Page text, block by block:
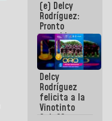
los
Centroamericanos
(e) Delcy
Rodríguez:
Pronto
restableceremos
las
operaciones
en el
Aeropuerto
Internacional
de
Maiquetía
Delcy
Rodríguez
felicita a la
Vinotinto
Sub 20